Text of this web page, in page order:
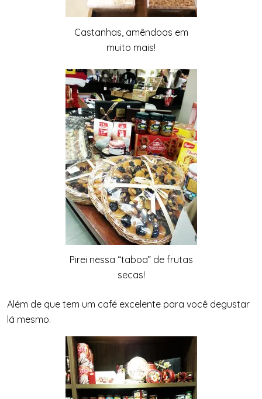
Castanhas, amêndoas em
muito mais!
Pirei nessa “taboa” de frutas
secas!
Além de que tem um café excelente para você degustar
lá mesmo.